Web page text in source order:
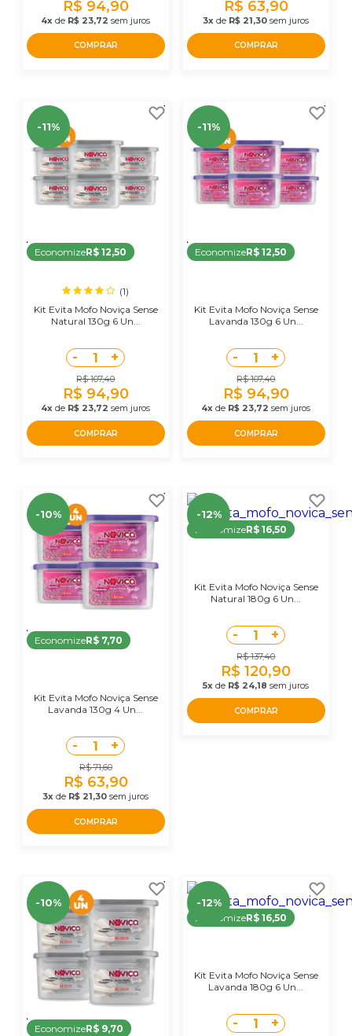
R$ 94,90
4x de R$ 23,72 sem juros
COMPRAR
R$ 63,90
3x de R$ 21,30 sem juros
COMPRAR
-11%
EconomizeR$ 12,50
(1)
Kit Evita Mofo Noviça Sense
Natural 130g 6 Un...
- 1 +
R$ 107,40
R$ 94,90
4x de R$ 23,72 sem juros
COMPRAR
-11%
EconomizeR$ 12,50
Kit Evita Mofo Noviça Sense
Lavanda 130g 6 Un...
- 1 +
R$ 107,40
R$ 94,90
4x de R$ 23,72 sem juros
COMPRAR
-10%
EconomizeR$ 7,70
Kit Evita Mofo Noviça Sense
Lavanda 130g 4 Un...
- 1 +
R$ 71,60
R$ 63,90
3x de R$ 21,30 sem juros
COMPRAR
-12%
EconomizeR$ 16,50
Kit Evita Mofo Noviça Sense
Natural 180g 6 Un...
- 1 +
R$ 137,40
R$ 120,90
5x de R$ 24,18 sem juros
COMPRAR
-10%
EconomizeR$ 9,70
-12%
EconomizeR$ 16,50
Kit Evita Mofo Noviça Sense
Lavanda 180g 6 Un...
- 1 +